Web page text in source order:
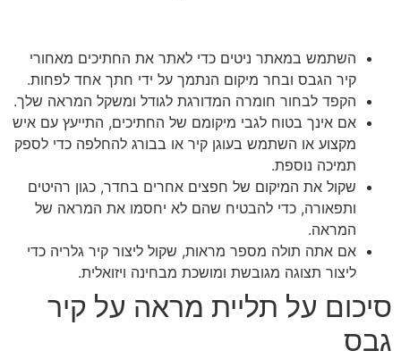
השתמש במאתר ניטים כדי לאתר את החתיכים מאחורי
קיר הגבס ובחר מיקום הנתמך על ידי חתך אחד לפחות.
הקפד לבחור חומרה המדורגת לגודל ומשקל המראה שלך.
אם אינך בטוח לגבי מיקומם של החתיכים, התייעץ עם איש
מקצוע או השתמש בעוגן קיר או בבורג להחלפה כדי לספק
תמיכה נוספת.
שקול את המיקום של חפצים אחרים בחדר, כגון רהיטים
ותפאורה, כדי להבטיח שהם לא יחסמו את המראה של
המראה.
אם אתה תולה מספר מראות, שקול ליצור קיר גלריה כדי
ליצור תצוגה מגובשת ומושכת מבחינה ויזואלית.
סיכום על תליית מראה על קיר
גבס